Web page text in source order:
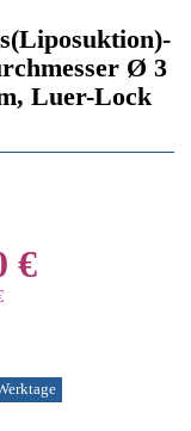
Ø 3
Luer-Lock
€